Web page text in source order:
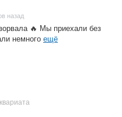
назад
🔥 Мы приехали без
немного ещё